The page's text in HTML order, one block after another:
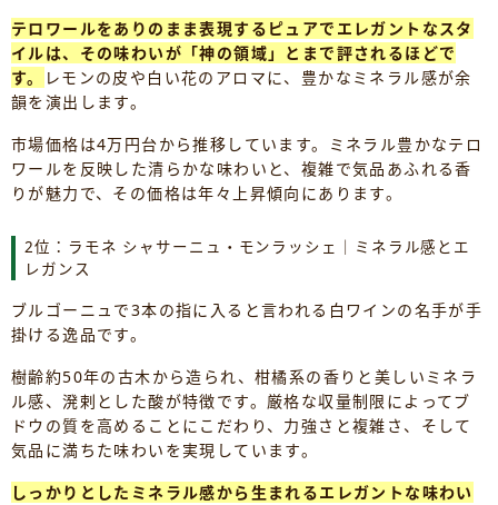
テロワールをありのまま表現するピュアでエレガントなスタ
イルは、その味わいが「神の領域」とまで評されるほどで
す。
レモンの皮や白い花のアロマに、豊かなミネラル感が余
韻を演出します。
市場価格は4万円台から推移しています。ミネラル豊かなテロ
ワールを反映した清らかな味わいと、複雑で気品あふれる香
りが魅力で、その価格は年々上昇傾向にあります。
2位：ラモネ シャサーニュ・モンラッシェ｜ミネラル感とエ
レガンス
ブルゴーニュで3本の指に入ると言われる白ワインの名手が手
掛ける逸品です。
樹齢約50年の古木から造られ、柑橘系の香りと美しいミネラ
ル感、溌剌とした酸が特徴です。厳格な収量制限によってブ
ドウの質を高めることにこだわり、力強さと複雑さ、そして
気品に満ちた味わいを実現しています。
しっかりとしたミネラル感から生まれるエレガントな味わい